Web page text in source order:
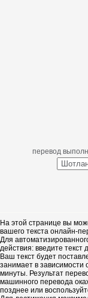
перевод
На этой странице вы
вашего текста онлайн-
Для
действия: введите текст
Ваш текст будет
занимает в зависимости
минуты. Результат
машинного перевода
позднее или